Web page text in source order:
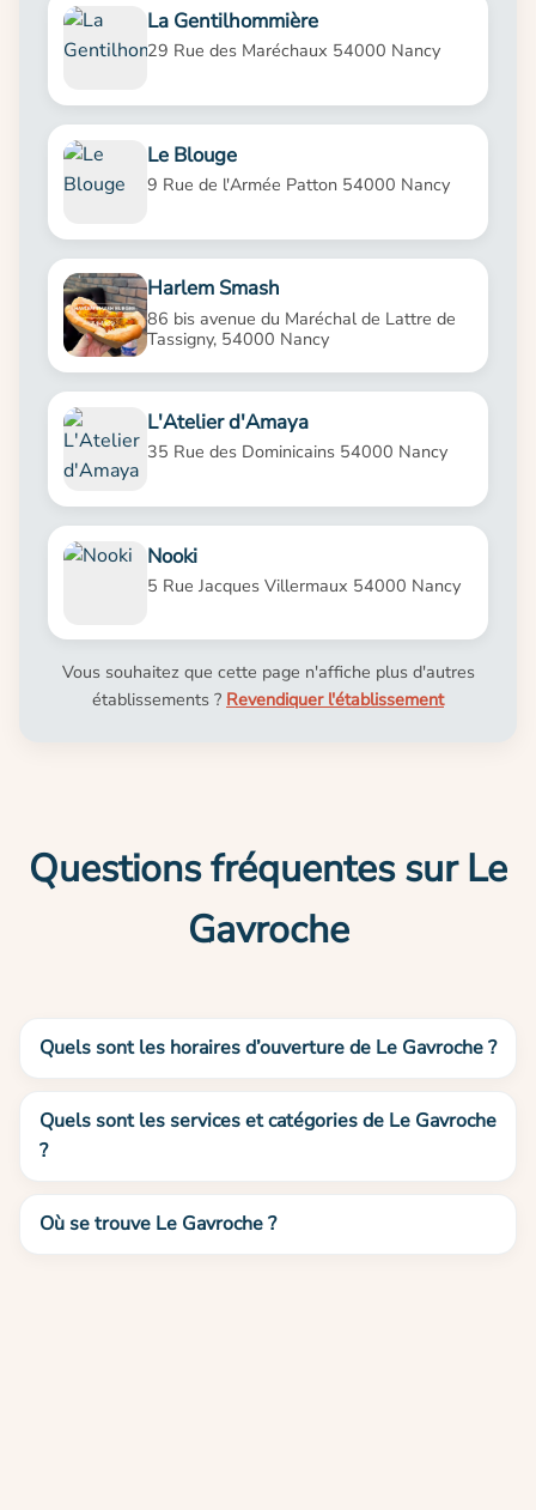
La Gentilhommière
29 Rue des Maréchaux 54000 Nancy
Le Blouge
9 Rue de l'Armée Patton 54000 Nancy
Harlem Smash
86 bis avenue du Maréchal de Lattre de
Tassigny, 54000 Nancy
L'Atelier d'Amaya
35 Rue des Dominicains 54000 Nancy
Nooki
5 Rue Jacques Villermaux 54000 Nancy
Vous souhaitez que cette page n'affiche plus d'autres
établissements ? Revendiquer l'établissement
Questions fréquentes sur Le
Gavroche
Quels sont les horaires d’ouverture de Le Gavroche ?
Quels sont les services et catégories de Le Gavroche
?
Où se trouve Le Gavroche ?